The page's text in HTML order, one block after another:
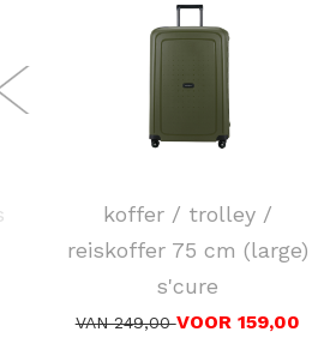
koffer / trolley /
reiskoffer 75 cm (large)
s'cure
VAN 249,00VOOR 159,00